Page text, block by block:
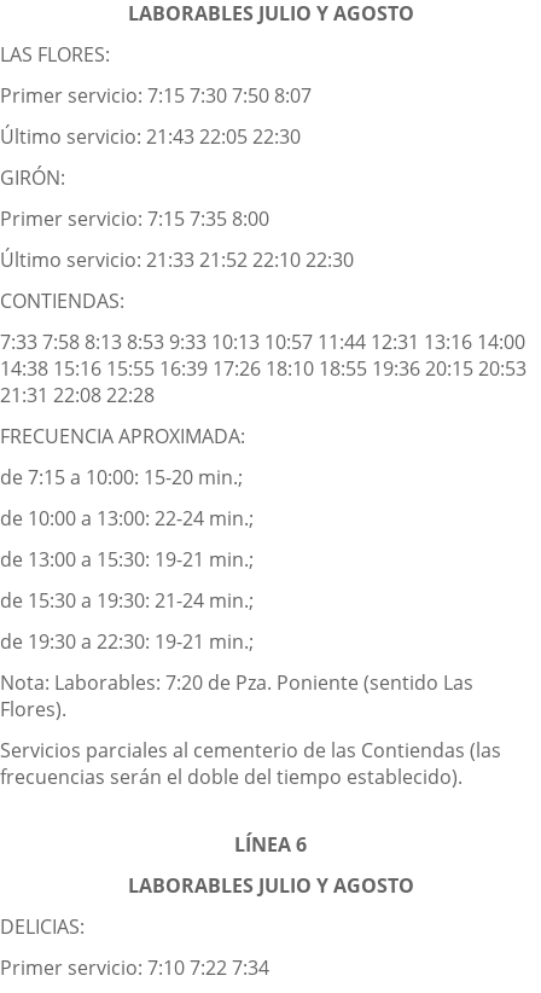
LABORABLES JULIO Y AGOSTO
LAS FLORES:
Primer servicio: 7:15 7:30 7:50 8:07
Último servicio: 21:43 22:05 22:30
GIRÓN:
Primer servicio: 7:15 7:35 8:00
Último servicio: 21:33 21:52 22:10 22:30
CONTIENDAS:
7:33 7:58 8:13 8:53 9:33 10:13 10:57 11:44 12:31 13:16 14:00
14:38 15:16 15:55 16:39 17:26 18:10 18:55 19:36 20:15 20:53
21:31 22:08 22:28
FRECUENCIA APROXIMADA:
de 7:15 a 10:00: 15-20 min.;
de 10:00 a 13:00: 22-24 min.;
de 13:00 a 15:30: 19-21 min.;
de 15:30 a 19:30: 21-24 min.;
de 19:30 a 22:30: 19-21 min.;
Nota: Laborables: 7:20 de Pza. Poniente (sentido Las
Flores).
Servicios parciales al cementerio de las Contiendas (las
frecuencias serán el doble del tiempo establecido).
LÍNEA 6
LABORABLES JULIO Y AGOSTO
DELICIAS:
Primer servicio: 7:10 7:22 7:34